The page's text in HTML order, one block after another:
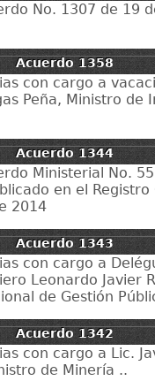
No. 1307 de 19
Acuerdo 1358
con cargo a
Peña, Ministro de
Acuerdo 1344
Ministerial No.
en el Registro
2014
Acuerdo 1343
con cargo a
Leonardo Javier
de Gestión
Acuerdo 1342
con cargo a Lic.
de Minería ..